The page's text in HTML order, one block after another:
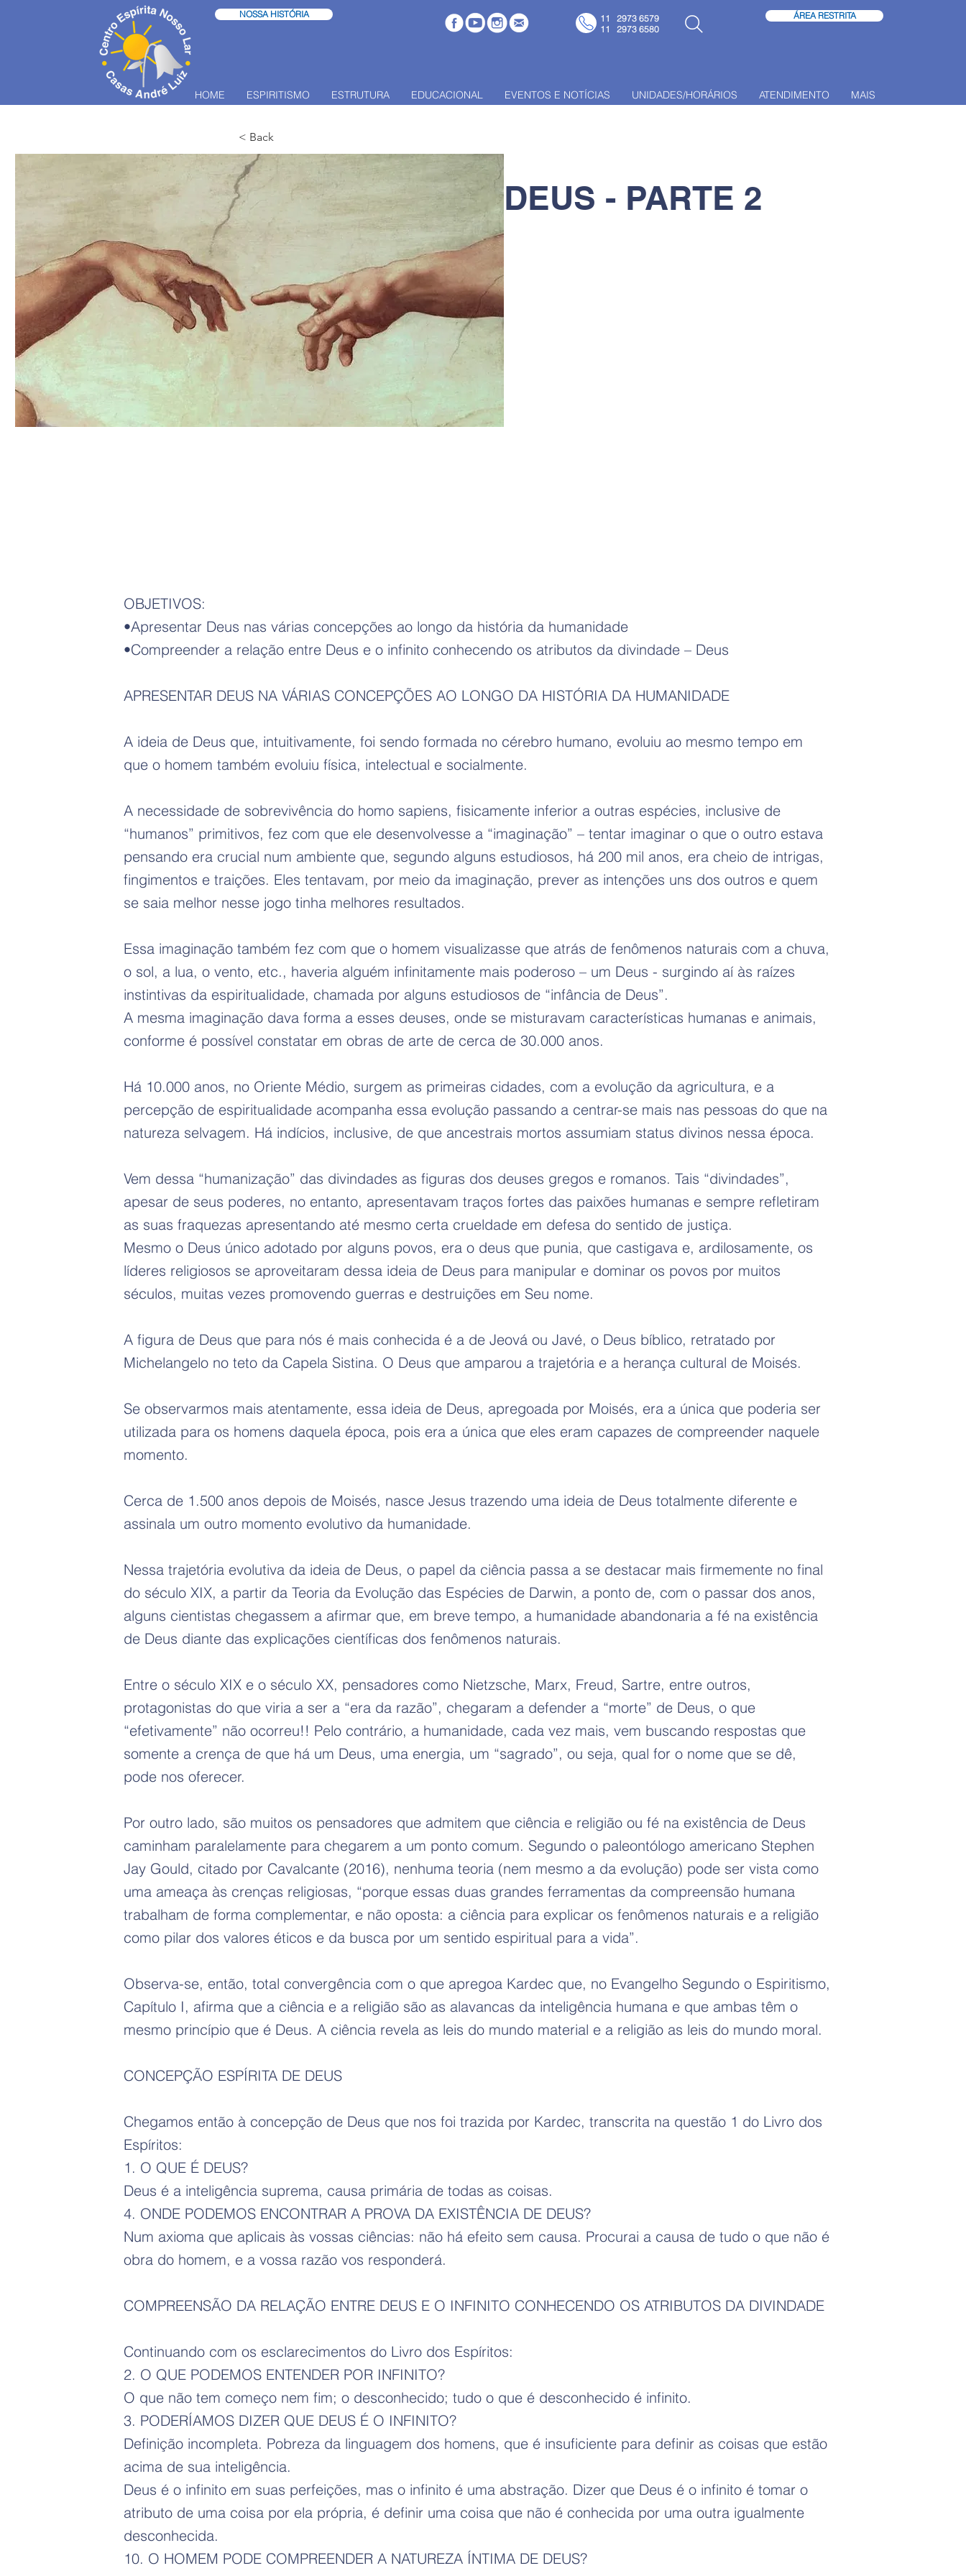
NOSSA HISTÓRIA ÁREA RESTRITA
HOME ESPIRITISMO ESTRUTURA EDUCACIONAL EVENTOS E NOTÍCIAS UNIDADES/HORÁRIOS ATENDIMENTO MAIS
11 2973 6579
11 2973 6580
< Back
DEUS - PARTE 2
OBJETIVOS:
•Apresentar Deus nas várias concepções ao longo da história da humanidade
•Compreender a relação entre Deus e o infinito conhecendo os atributos da divindade – Deus
APRESENTAR DEUS NA VÁRIAS CONCEPÇÕES AO LONGO DA HISTÓRIA DA HUMANIDADE
A ideia de Deus que, intuitivamente, foi sendo formada no cérebro humano, evoluiu ao mesmo tempo em
que o homem também evoluiu física, intelectual e socialmente.
A necessidade de sobrevivência do homo sapiens, fisicamente inferior a outras espécies, inclusive de
“humanos” primitivos, fez com que ele desenvolvesse a “imaginação” – tentar imaginar o que o outro estava
pensando era crucial num ambiente que, segundo alguns estudiosos, há 200 mil anos, era cheio de intrigas,
fingimentos e traições. Eles tentavam, por meio da imaginação, prever as intenções uns dos outros e quem
se saia melhor nesse jogo tinha melhores resultados.
Essa imaginação também fez com que o homem visualizasse que atrás de fenômenos naturais com a chuva,
o sol, a lua, o vento, etc., haveria alguém infinitamente mais poderoso – um Deus - surgindo aí às raízes
instintivas da espiritualidade, chamada por alguns estudiosos de “infância de Deus”.
A mesma imaginação dava forma a esses deuses, onde se misturavam características humanas e animais,
conforme é possível constatar em obras de arte de cerca de 30.000 anos.
Há 10.000 anos, no Oriente Médio, surgem as primeiras cidades, com a evolução da agricultura, e a
percepção de espiritualidade acompanha essa evolução passando a centrar-se mais nas pessoas do que na
natureza selvagem. Há indícios, inclusive, de que ancestrais mortos assumiam status divinos nessa época.
Vem dessa “humanização” das divindades as figuras dos deuses gregos e romanos. Tais “divindades”,
apesar de seus poderes, no entanto, apresentavam traços fortes das paixões humanas e sempre refletiram
as suas fraquezas apresentando até mesmo certa crueldade em defesa do sentido de justiça.
Mesmo o Deus único adotado por alguns povos, era o deus que punia, que castigava e, ardilosamente, os
líderes religiosos se aproveitaram dessa ideia de Deus para manipular e dominar os povos por muitos
séculos, muitas vezes promovendo guerras e destruições em Seu nome.
A figura de Deus que para nós é mais conhecida é a de Jeová ou Javé, o Deus bíblico, retratado por
Michelangelo no teto da Capela Sistina. O Deus que amparou a trajetória e a herança cultural de Moisés.
Se observarmos mais atentamente, essa ideia de Deus, apregoada por Moisés, era a única que poderia ser
utilizada para os homens daquela época, pois era a única que eles eram capazes de compreender naquele
momento.
Cerca de 1.500 anos depois de Moisés, nasce Jesus trazendo uma ideia de Deus totalmente diferente e
assinala um outro momento evolutivo da humanidade.
Nessa trajetória evolutiva da ideia de Deus, o papel da ciência passa a se destacar mais firmemente no final
do século XIX, a partir da Teoria da Evolução das Espécies de Darwin, a ponto de, com o passar dos anos,
alguns cientistas chegassem a afirmar que, em breve tempo, a humanidade abandonaria a fé na existência
de Deus diante das explicações científicas dos fenômenos naturais.
Entre o século XIX e o século XX, pensadores como Nietzsche, Marx, Freud, Sartre, entre outros,
protagonistas do que viria a ser a “era da razão”, chegaram a defender a “morte” de Deus, o que
“efetivamente” não ocorreu!! Pelo contrário, a humanidade, cada vez mais, vem buscando respostas que
somente a crença de que há um Deus, uma energia, um “sagrado”, ou seja, qual for o nome que se dê,
pode nos oferecer.
Por outro lado, são muitos os pensadores que admitem que ciência e religião ou fé na existência de Deus
caminham paralelamente para chegarem a um ponto comum. Segundo o paleontólogo americano Stephen
Jay Gould, citado por Cavalcante (2016), nenhuma teoria (nem mesmo a da evolução) pode ser vista como
uma ameaça às crenças religiosas, “porque essas duas grandes ferramentas da compreensão humana
trabalham de forma complementar, e não oposta: a ciência para explicar os fenômenos naturais e a religião
como pilar dos valores éticos e da busca por um sentido espiritual para a vida”.
Observa-se, então, total convergência com o que apregoa Kardec que, no Evangelho Segundo o Espiritismo,
Capítulo I, afirma que a ciência e a religião são as alavancas da inteligência humana e que ambas têm o
mesmo princípio que é Deus. A ciência revela as leis do mundo material e a religião as leis do mundo moral.
CONCEPÇÃO ESPÍRITA DE DEUS
Chegamos então à concepção de Deus que nos foi trazida por Kardec, transcrita na questão 1 do Livro dos
Espíritos:
1. O QUE É DEUS?
Deus é a inteligência suprema, causa primária de todas as coisas.
4. ONDE PODEMOS ENCONTRAR A PROVA DA EXISTÊNCIA DE DEUS?
Num axioma que aplicais às vossas ciências: não há efeito sem causa. Procurai a causa de tudo o que não é
obra do homem, e a vossa razão vos responderá.
COMPREENSÃO DA RELAÇÃO ENTRE DEUS E O INFINITO CONHECENDO OS ATRIBUTOS DA DIVINDADE
Continuando com os esclarecimentos do Livro dos Espíritos:
2. O QUE PODEMOS ENTENDER POR INFINITO?
O que não tem começo nem fim; o desconhecido; tudo o que é desconhecido é infinito.
3. PODERÍAMOS DIZER QUE DEUS É O INFINITO?
Definição incompleta. Pobreza da linguagem dos homens, que é insuficiente para definir as coisas que estão
acima de sua inteligência.
Deus é o infinito em suas perfeições, mas o infinito é uma abstração. Dizer que Deus é o infinito é tomar o
atributo de uma coisa por ela própria, é definir uma coisa que não é conhecida por uma outra igualmente
desconhecida.
10. O HOMEM PODE COMPREENDER A NATUREZA ÍNTIMA DE DEUS?